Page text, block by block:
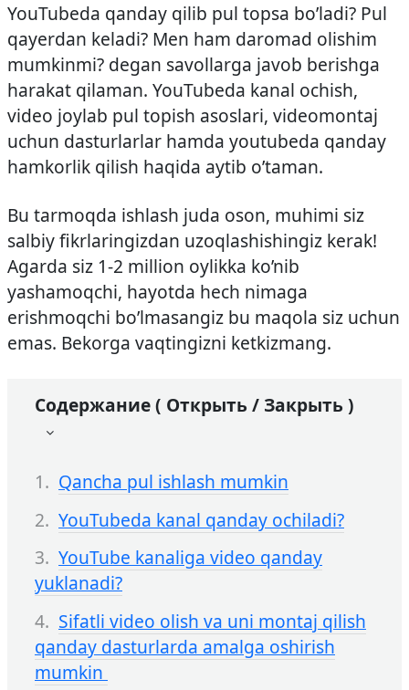
YouTubeda qanday qilib pul topsa bo’ladi? Pul
qayerdan keladi? Men ham daromad olishim
mumkinmi? degan savollarga javob berishga
harakat qilaman. YouTubeda kanal ochish,
video joylab pul topish asoslari, videomontaj
uchun dasturlarlar hamda youtubeda qanday
hamkorlik qilish haqida aytib o’taman.
Bu tarmoqda ishlash juda oson, muhimi siz
salbiy fikrlaringizdan uzoqlashishingiz kerak!
Agarda siz 1-2 million oylikka ko’nib
yashamoqchi, hayotda hech nimaga
erishmoqchi bo’lmasangiz bu maqola siz uchun
emas. Bekorga vaqtingizni ketkizmang.
Содержание ( Открыть / Закрыть )
Qancha pul ishlash mumkin
YouTubeda kanal qanday ochiladi?
YouTube kanaliga video qanday
yuklanadi?
Sifatli video olish va uni montaj qilish
qanday dasturlarda amalga oshirish
mumkin